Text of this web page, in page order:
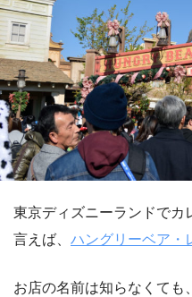
東京ディズニーランドでカ
言えば、 ハングリーベア・
お店の名前は知らなくても